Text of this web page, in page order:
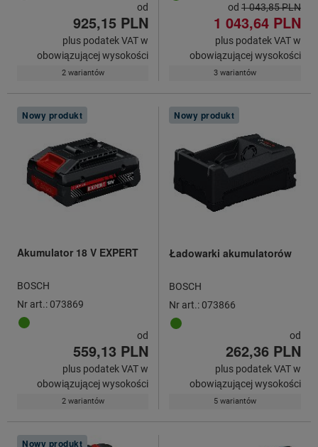
od
925,15 PLN
plus podatek VAT w
obowiązującej wysokości
2 wariantów
od 1 043,85 PLN
1 043,64 PLN
plus podatek VAT w
obowiązującej wysokości
3 wariantów
Nowy produkt
Akumulator 18 V EXPERT
BOSCH
Nr art.: 073869
od
559,13 PLN
plus podatek VAT w
obowiązującej wysokości
2 wariantów
Nowy produkt
Ładowarki akumulatorów
BOSCH
Nr art.: 073866
od
262,36 PLN
plus podatek VAT w
obowiązującej wysokości
5 wariantów
Nowy produkt